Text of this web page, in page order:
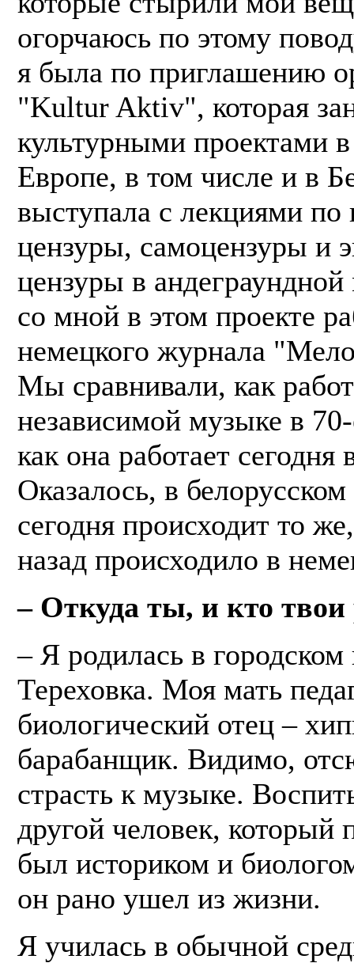
огорчаюсь по этому
я была по приглашению
"Kultur Aktiv", которая
культурными проектами
Европе, в том числе и в
выступала с лекциями по
цензуры, самоцензуры и
цензуры в
со мной в этом проекте
немецкого журнала
Мы сравнивали, как
независимой музыке в
как она работает сегодня
Оказалось, в белорусском
сегодня происходит то
назад происходило в
– Откуда ты, и кто твои
– Я родилась в городском
Тереховка. Моя мать
биологический отец –
барабанщик. Видимо,
страсть к музыке.
другой человек, который
был историком и
он рано ушел из жизни.
Я училась в обычной